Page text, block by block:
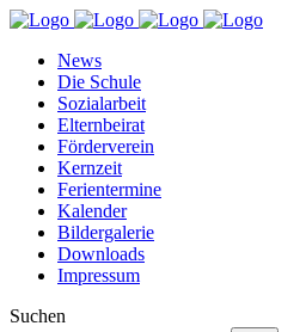
News
Die Schule
Sozialarbeit
Elternbeirat
Förderverein
Kernzeit
Ferientermine
Kalender
Bildergalerie
Downloads
Impressum
Suchen